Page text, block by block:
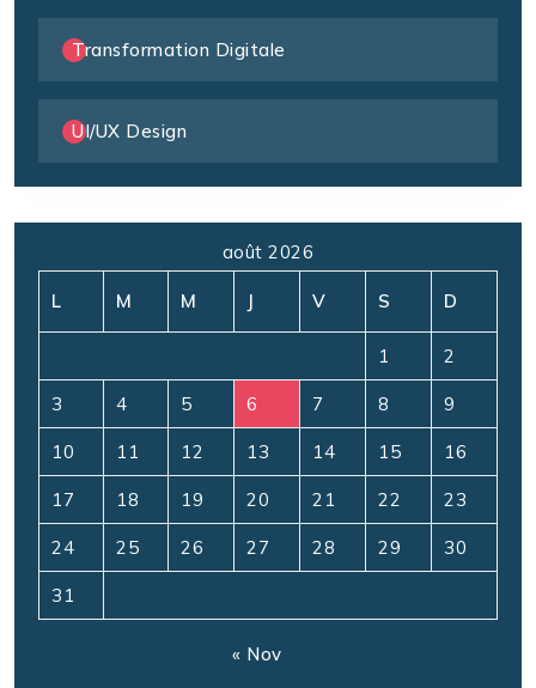
Transformation Digitale
UI/UX Design
août 2026
L M M J V S D
1 2
3 4 5 6 7 8 9
10 11 12 13 14 15 16
17 18 19 20 21 22 23
24 25 26 27 28 29 30
31
« Nov